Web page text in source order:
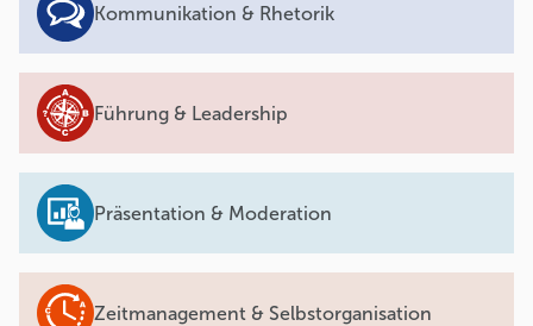
Kommunikation & Rhetorik
Führung & Leadership
Präsentation & Moderation
Zeitmanagement & Selbstorganisation